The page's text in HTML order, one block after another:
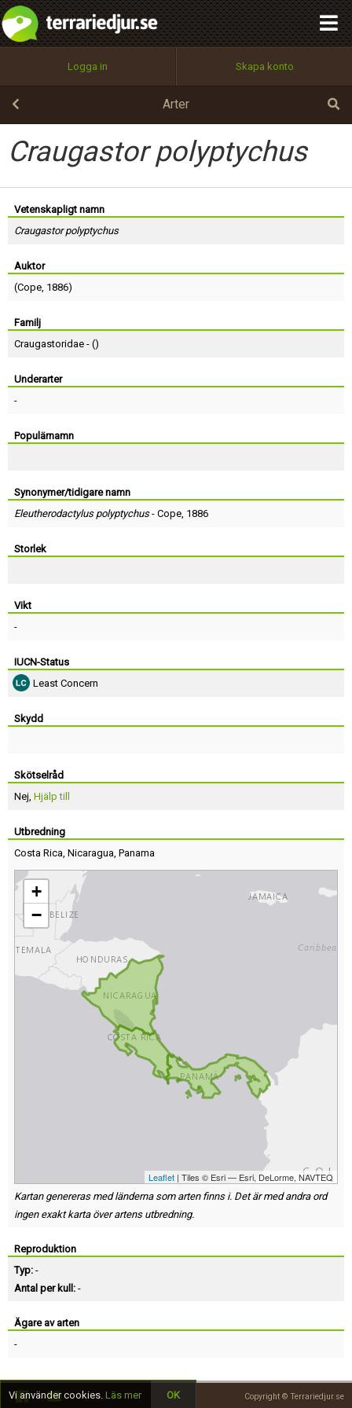
Logga in Skapa konto
Arter
Craugastor polyptychus
Vetenskapligt namn
Craugastor polyptychus
Auktor
(Cope, 1886)
Familj
Craugastoridae - ()
Underarter
-
Populärnamn
Synonymer/tidigare namn
Eleutherodactylus polyptychus- Cope, 1886
Storlek
Vikt
-
IUCN-Status
Least Concern
Skydd
Skötselråd
Nej, Hjälp till
Utbredning
Costa Rica, Nicaragua, Panama
+
−
Leaflet | Tiles © Esri — Esri, DeLorme, NAVTEQ
Kartan genereras med länderna som arten finns i. Det är med andra ord
ingen exakt karta över artens utbredning.
Reproduktion
Typ: -
Antal per kull: -
Ägare av arten
-
Copyright © Terrariedjur.se
Utför
100%
OK
integritetspolicy
Namn:
Epost:
Användarnamn:
Lösenord:
Terms of Service
Begär nytt lösenord
Tillbaka till förstasidan
Vi använder cookies. Läs mer OK